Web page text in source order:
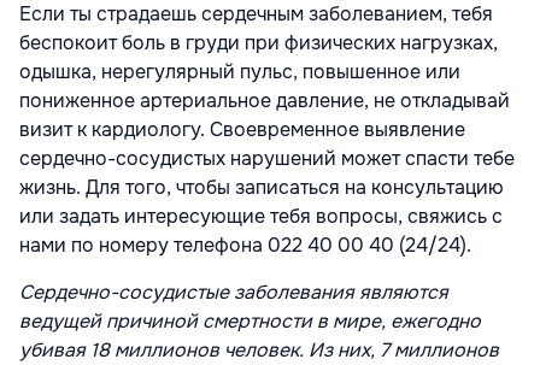
Если ты страдаешь сердечным заболеванием, тебя
беспокоит боль в груди при физических нагрузках,
одышка, нерегулярный пульс, повышенное или
пониженное артериальное давление, не откладывай
визит к кардиологу. Своевременное выявление
сердечно-сосудистых нарушений может спасти тебе
жизнь. Для того, чтобы записаться на консультацию
или задать интересующие тебя вопросы, свяжись с
нами по номеру телефона 022 40 00 40 (24/24).
Сердечно-сосудистые заболевания являются
ведущей причиной смертности в мире, ежегодно
убивая 18 миллионов человек. Из них, 7 миллионов